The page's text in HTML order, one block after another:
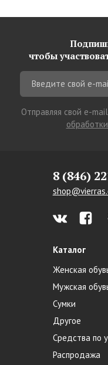
чтобы
Отправляя свой e-
8 (846)
Каталог
Женская
Мужская
Сумки
Другое
Средства по
Распродажа